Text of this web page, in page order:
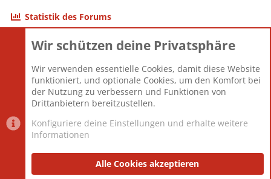
Statistik des Forums
Themen
Mitglieder
12.427
Neuestes Mitglied
Berlin
Datenschutzerklärung Impressum
Wir schützen deine Privatsphäre
Wir verwenden essentielle Cookies, damit diese Website
funktioniert, und optionale Cookies, um den Komfort bei
der Nutzung zu verbessern und Funktionen von
Drittanbietern bereitzustellen.
Konfiguriere deine Einstellungen und erhalte weitere
Informationen
Alle Cookies akzeptieren